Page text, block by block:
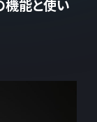
機能と使い